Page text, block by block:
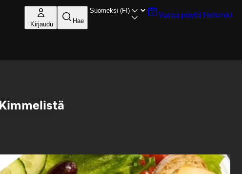
Kirjaudu Hae
Varaa pöytä Helsinki